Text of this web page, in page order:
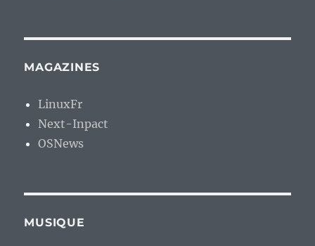
MAGAZINES
LinuxFr
Next-Inpact
OSNews
MUSIQUE